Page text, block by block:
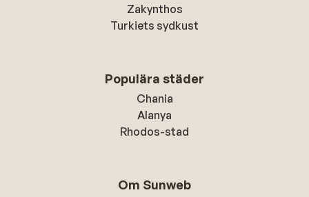
Zakynthos
Turkiets sydkust
Populära städer
Chania
Alanya
Rhodos-stad
Om Sunweb